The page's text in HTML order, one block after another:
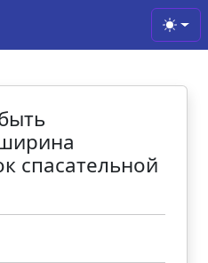
спасательной